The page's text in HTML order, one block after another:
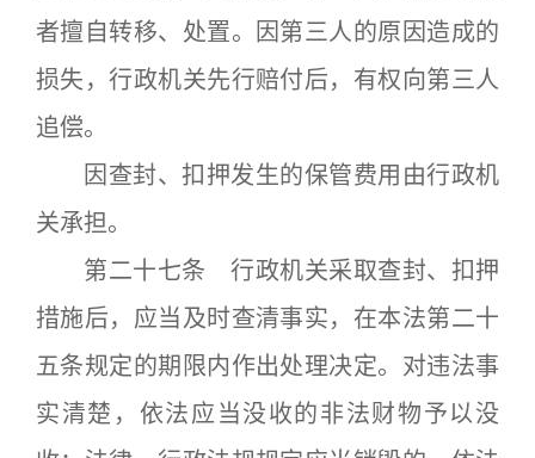
者擅自转移、处置。因第三人的原因造成的
损失，行政机关先行赔付后，有权向第三人
追偿。
因查封、扣押发生的保管费用由行政机
关承担。
第二十七条 行政机关采取查封、扣押
措施后，应当及时查清事实，在本法第二十
五条规定的期限内作出处理决定。对违法事
实清楚，依法应当没收的非法财物予以没